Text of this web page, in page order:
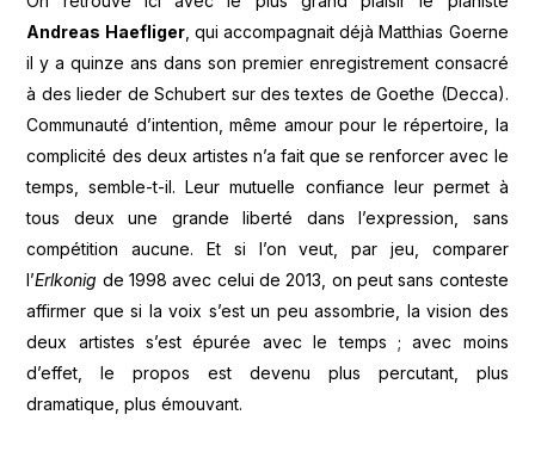
Andreas Haefliger, qui accompagnait déjà Matthias Goerne
il y a quinze ans dans son premier enregistrement consacré
à des lieder de Schubert sur des textes de Goethe (Decca).
Communauté d’intention, même amour pour le répertoire, la
complicité des deux artistes n’a fait que se renforcer avec le
temps, semble-t-il. Leur mutuelle confiance leur permet à
tous deux une grande liberté dans l’expression, sans
compétition aucune. Et si l’on veut, par jeu, comparer
l’Erlkonig de 1998 avec celui de 2013, on peut sans conteste
affirmer que si la voix s’est un peu assombrie, la vision des
deux artistes s’est épurée avec le temps ; avec moins
d’effet, le propos est devenu plus percutant, plus
dramatique, plus émouvant.